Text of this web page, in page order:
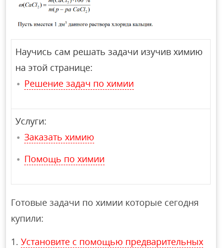
Научись сам решать задачи изучив химию
на этой странице:
Решение задач по химии
Услуги:
Заказать химию
Помощь по химии
Готовые задачи по химии которые сегодня
купили:
Установите с помощью предварительных